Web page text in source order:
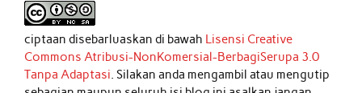
ciptaan disebarluaskan di bawah Lisensi Creative
Commons Atribusi-NonKomersial-BerbagiSerupa 3.0
Tanpa Adaptasi. Silakan anda mengambil atau mengutip